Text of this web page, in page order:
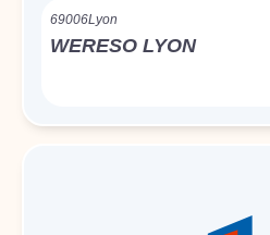
69006Lyon
WERESO LYON